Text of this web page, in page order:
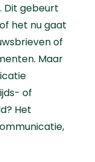
Dit gebeurt
het nu gaat
of
Maar
of
Het